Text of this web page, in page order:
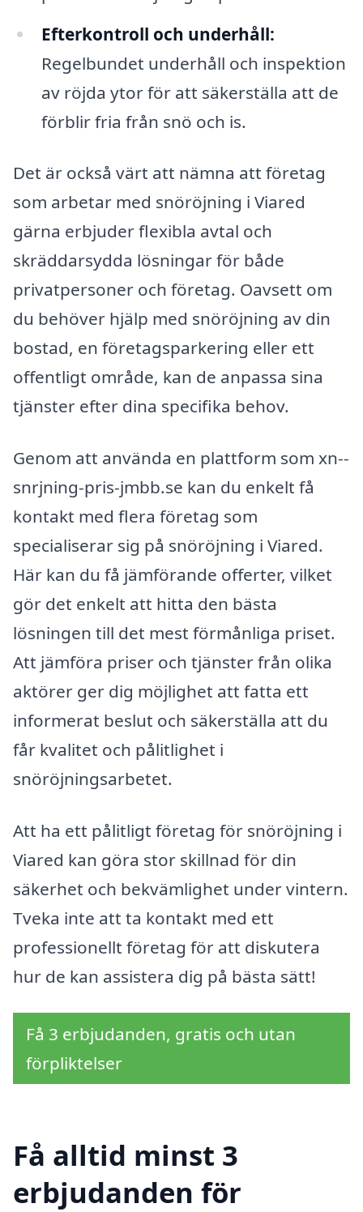
Efterkontroll och underhåll:
Regelbundet underhåll och inspektion
av röjda ytor för att säkerställa att de
förblir fria från snö och is.
Det är också värt att nämna att företag
som arbetar med snöröjning i Viared
gärna erbjuder flexibla avtal och
skräddarsydda lösningar för både
privatpersoner och företag. Oavsett om
du behöver hjälp med snöröjning av din
bostad, en företagsparkering eller ett
offentligt område, kan de anpassa sina
tjänster efter dina specifika behov.
Genom att använda en plattform som xn--
snrjning-pris-jmbb.se kan du enkelt få
kontakt med flera företag som
specialiserar sig på snöröjning i Viared.
Här kan du få jämförande offerter, vilket
gör det enkelt att hitta den bästa
lösningen till det mest förmånliga priset.
Att jämföra priser och tjänster från olika
aktörer ger dig möjlighet att fatta ett
informerat beslut och säkerställa att du
får kvalitet och pålitlighet i
snöröjningsarbetet.
Att ha ett pålitligt företag för snöröjning i
Viared kan göra stor skillnad för din
säkerhet och bekvämlighet under vintern.
Tveka inte att ta kontakt med ett
professionellt företag för att diskutera
hur de kan assistera dig på bästa sätt!
Få 3 erbjudanden, gratis och utan
förpliktelser
Få alltid minst 3
erbjudanden för